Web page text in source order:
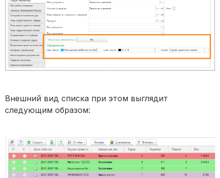
Внешний вид списка при этом выглядит
следующим образом: